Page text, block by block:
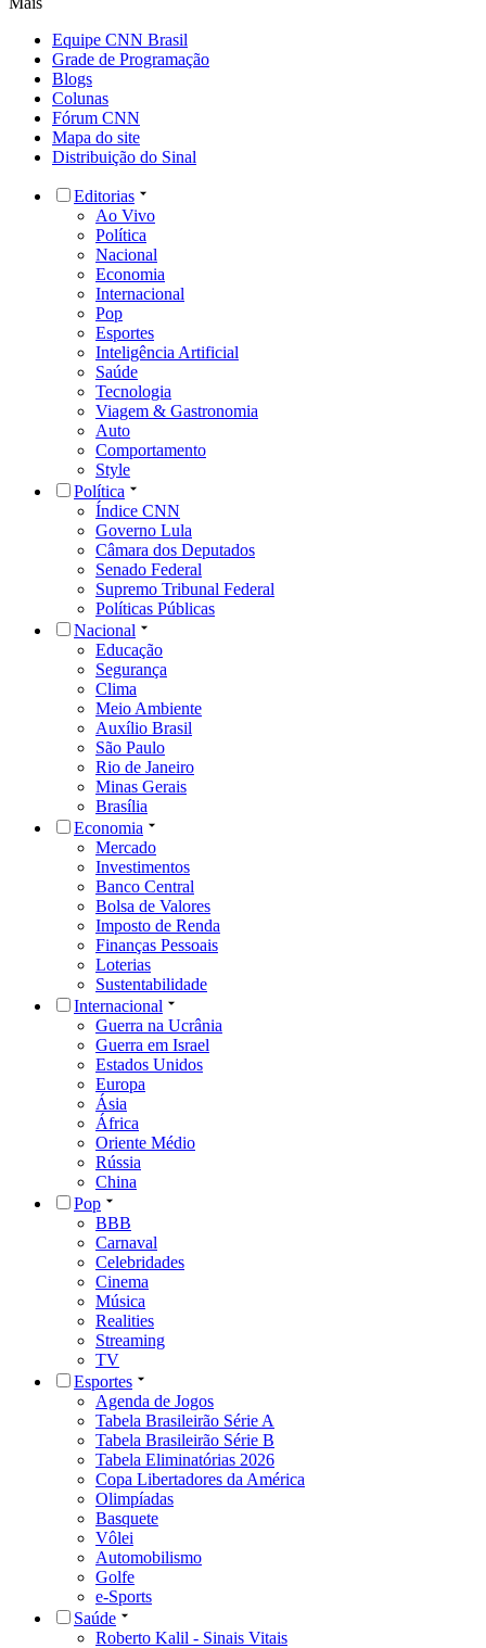
Equipe CNN Brasil
Grade de Programação
Blogs
Colunas
Fórum CNN
Mapa do site
Distribuição do Sinal
Editorias
Ao Vivo
Política
Nacional
Economia
Internacional
Pop
Esportes
Inteligência Artificial
Saúde
Tecnologia
Viagem & Gastronomia
Auto
Comportamento
Style
Política
Índice CNN
Governo Lula
Câmara dos Deputados
Senado Federal
Supremo Tribunal Federal
Políticas Públicas
Nacional
Educação
Segurança
Clima
Meio Ambiente
Auxílio Brasil
São Paulo
Rio de Janeiro
Minas Gerais
Brasília
Economia
Mercado
Investimentos
Banco Central
Bolsa de Valores
Imposto de Renda
Finanças Pessoais
Loterias
Sustentabilidade
Internacional
Guerra na Ucrânia
Guerra em Israel
Estados Unidos
Europa
Ásia
África
Oriente Médio
Rússia
China
Pop
BBB
Carnaval
Celebridades
Cinema
Música
Realities
Streaming
TV
Esportes
Agenda de Jogos
Tabela Brasileirão Série A
Tabela Brasileirão Série B
Tabela Eliminatórias 2026
Copa Libertadores da América
Olimpíadas
Basquete
Vôlei
Automobilismo
Golfe
e-Sports
Saúde
Roberto Kalil - Sinais Vitais